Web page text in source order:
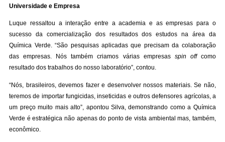
Universidade e Empresa
Luque ressaltou a interação entre a academia e as empresas para o
sucesso da comercialização dos resultados dos estudos na área da
Química Verde. “São pesquisas aplicadas que precisam da colaboração
das empresas. Nós também criamos várias empresas spin offcomo
resultado dos trabalhos do nosso laboratório”, contou.
“Nós, brasileiros, devemos fazer e desenvolver nossos materiais. Se não,
teremos de importar fungicidas, inseticidas e outros defensores agrícolas, a
um preço muito mais alto”, apontou Silva, demonstrando como a Química
Verde é estratégica não apenas do ponto de vista ambiental mas, também,
econômico.